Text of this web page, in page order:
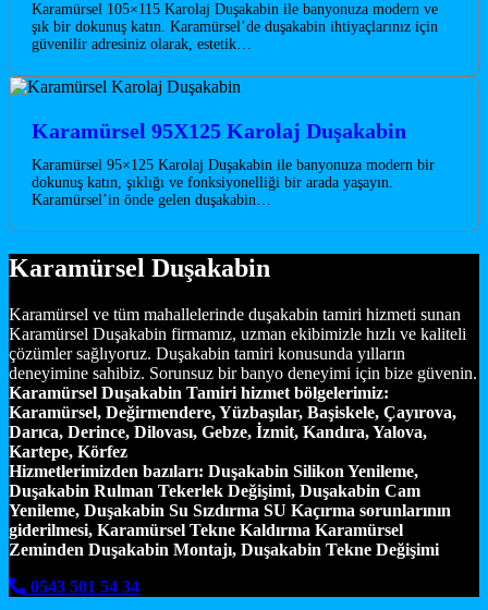
Karamürsel 105×115 Karolaj Duşakabin ile banyonuza modern ve
şık bir dokunuş katın. Karamürsel’de duşakabin ihtiyaçlarınız için
güvenilir adresiniz olarak, estetik…
Karamürsel 95X125 Karolaj Duşakabin
Karamürsel 95×125 Karolaj Duşakabin ile banyonuza modern bir
dokunuş katın, şıklığı ve fonksiyonelliği bir arada yaşayın.
Karamürsel’in önde gelen duşakabin…
Karamürsel Duşakabin
Karamürsel ve tüm mahallelerinde duşakabin tamiri hizmeti sunan
Karamürsel Duşakabin firmamız, uzman ekibimizle hızlı ve kaliteli
çözümler sağlıyoruz. Duşakabin tamiri konusunda yılların
deneyimine sahibiz. Sorunsuz bir banyo deneyimi için bize güvenin.
Karamürsel Duşakabin Tamiri hizmet bölgelerimiz:
Karamürsel, Değirmendere, Yüzbaşılar, Başiskele, Çayırova,
Darıca, Derince, Dilovası, Gebze, İzmit, Kandıra, Yalova,
Kartepe, Körfez
Hizmetlerimizden bazıları: Duşakabin Silikon Yenileme,
Duşakabin Rulman Tekerlek Değişimi, Duşakabin Cam
Yenileme, Duşakabin Su Sızdırma SU Kaçırma sorunlarının
giderilmesi, Karamürsel Tekne Kaldırma Karamürsel
Zeminden Duşakabin Montajı, Duşakabin Tekne Değişimi
0543 501 54 34